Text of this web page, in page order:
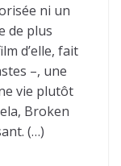
ni un
de plus
d’elle, fait
–, une
vie plutôt
Broken
(…)